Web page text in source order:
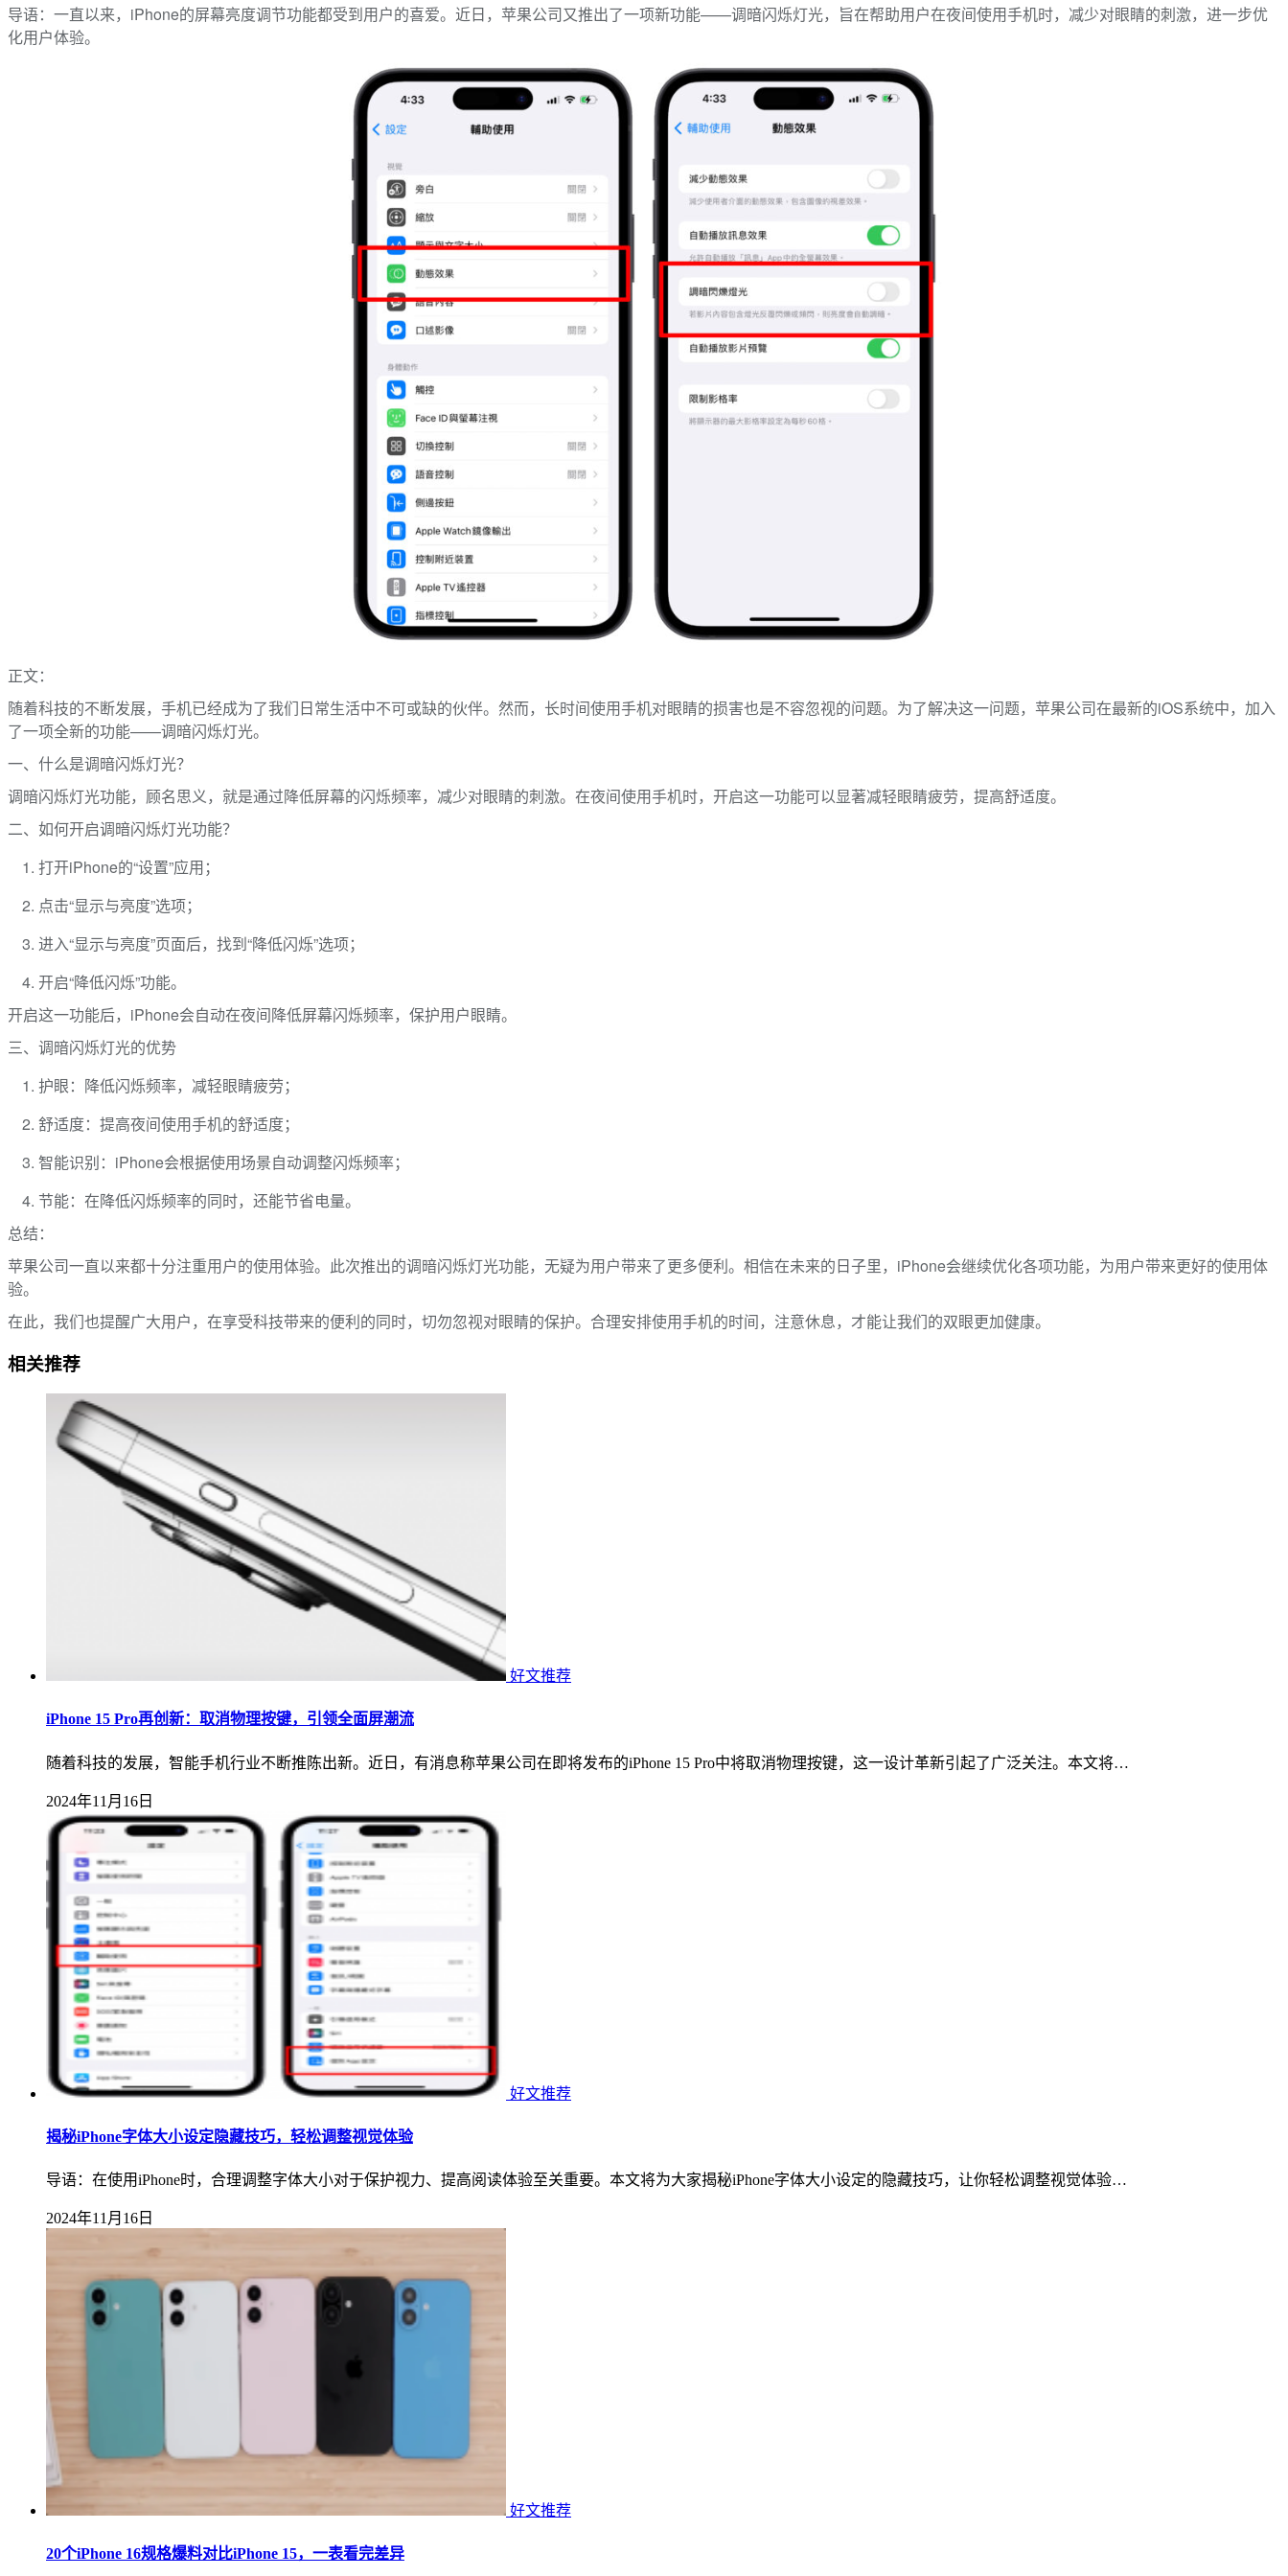
导语：一直以来，iPhone的屏幕亮度调节功能都受到用户的喜爱。近日，苹果公司又推出了一项新功能——调暗闪烁灯光，旨在帮助用户在夜间使用手机时，减少对眼睛的刺激，进一步优
化用户体验。
正文：
随着科技的不断发展，手机已经成为了我们日常生活中不可或缺的伙伴。然而，长时间使用手机对眼睛的损害也是不容忽视的问题。为了解决这一问题，苹果公司在最新的iOS系统中，加入
了一项全新的功能——调暗闪烁灯光。
一、什么是调暗闪烁灯光？
调暗闪烁灯光功能，顾名思义，就是通过降低屏幕的闪烁频率，减少对眼睛的刺激。在夜间使用手机时，开启这一功能可以显著减轻眼睛疲劳，提高舒适度。
二、如何开启调暗闪烁灯光功能？
打开iPhone的“设置”应用；
点击“显示与亮度”选项；
进入“显示与亮度”页面后，找到“降低闪烁”选项；
开启“降低闪烁”功能。
开启这一功能后，iPhone会自动在夜间降低屏幕闪烁频率，保护用户眼睛。
三、调暗闪烁灯光的优势
护眼：降低闪烁频率，减轻眼睛疲劳；
舒适度：提高夜间使用手机的舒适度；
智能识别：iPhone会根据使用场景自动调整闪烁频率；
节能：在降低闪烁频率的同时，还能节省电量。
总结：
苹果公司一直以来都十分注重用户的使用体验。此次推出的调暗闪烁灯光功能，无疑为用户带来了更多便利。相信在未来的日子里，iPhone会继续优化各项功能，为用户带来更好的使用体
验。
在此，我们也提醒广大用户，在享受科技带来的便利的同时，切勿忽视对眼睛的保护。合理安排使用手机的时间，注意休息，才能让我们的双眼更加健康。
相关推荐
好文推荐
iPhone 15 Pro再创新：取消物理按键，引领全面屏潮流
随着科技的发展，智能手机行业不断推陈出新。近日，有消息称苹果公司在即将发布的iPhone 15 Pro中将取消物理按键，这一设计革新引起了广泛关注。本文将…
2024年11月16日
好文推荐
揭秘iPhone字体大小设定隐藏技巧，轻松调整视觉体验
导语：在使用iPhone时，合理调整字体大小对于保护视力、提高阅读体验至关重要。本文将为大家揭秘iPhone字体大小设定的隐藏技巧，让你轻松调整视觉体验…
2024年11月16日
好文推荐
20个iPhone 16规格爆料对比iPhone 15，一表看完差异